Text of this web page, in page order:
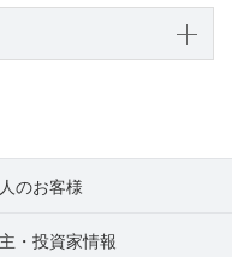
のお客様
・投資家情報